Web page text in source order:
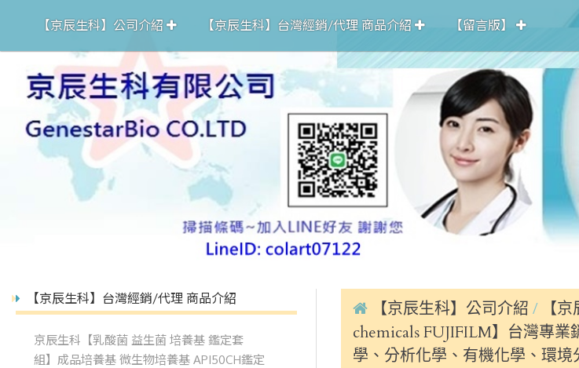
【京辰生科】公司介紹 【京辰生科】台灣經銷/代理 商品介紹 【留言版】
【京辰生科】台灣經銷/代理 商品介紹
京辰生科【乳酸菌 益生菌 培養基 鑑定套
組】成品培養基 微生物培養基 API50CH鑑定
【京辰生科】公司介紹 【
chemicals FUJIFILM】台灣專
學、分析化學、有機化學、環